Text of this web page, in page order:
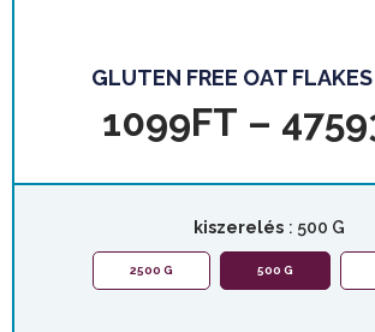
GLUTEN FREE OAT
1099FT –
kiszerelés : 500 G
2500 G 500 G